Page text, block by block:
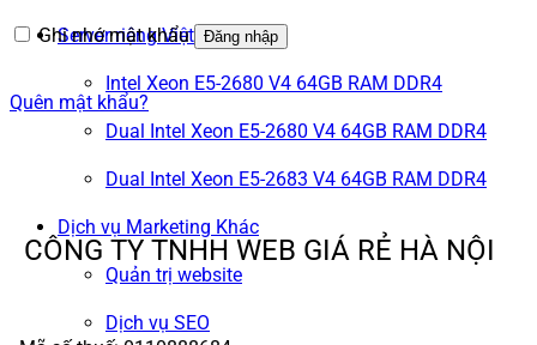
Server riêng Việt Nam
Intel Xeon E5-2680 V4 64GB RAM DDR4
Dual Intel Xeon E5-2680 V4 64GB RAM DDR4
Dual Intel Xeon E5-2683 V4 64GB RAM DDR4
Dịch vụ Marketing Khác
Quản trị website
Dịch vụ SEO
Ghi nhớ mật khẩu Đăng nhập
Quên mật khẩu?
CÔNG TY TNHH WEB GIÁ RẺ HÀ NỘI